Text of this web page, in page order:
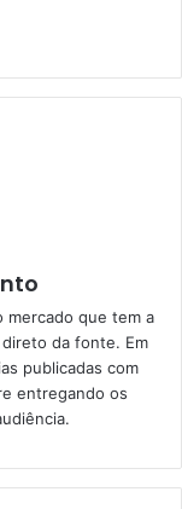
mercado que tem a
da fonte. Em
publicadas com
entregando os